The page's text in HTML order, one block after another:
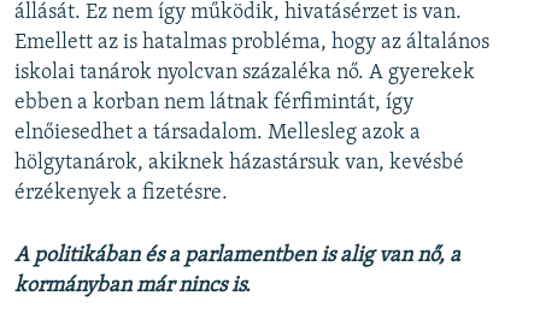
állását. Ez nem így működik, hivatásérzet is van.
Emellett az is hatalmas probléma, hogy az általános
iskolai tanárok nyolcvan százaléka nő. A gyerekek
ebben a korban nem látnak férfimintát, így
elnőiesedhet a társadalom. Mellesleg azok a
hölgytanárok, akiknek házastársuk van, kevésbé
érzékenyek a fizetésre.
A politikában és a parlamentben is alig van nő, a
kormányban már nincs is.